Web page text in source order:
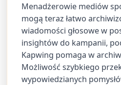
Menadżerowie mediów
mogą teraz łatwo
wiadomości głosowe w
insightów do kampanii,
Kapwing pomaga w
Możliwość szybkiego
wypowiedzianych